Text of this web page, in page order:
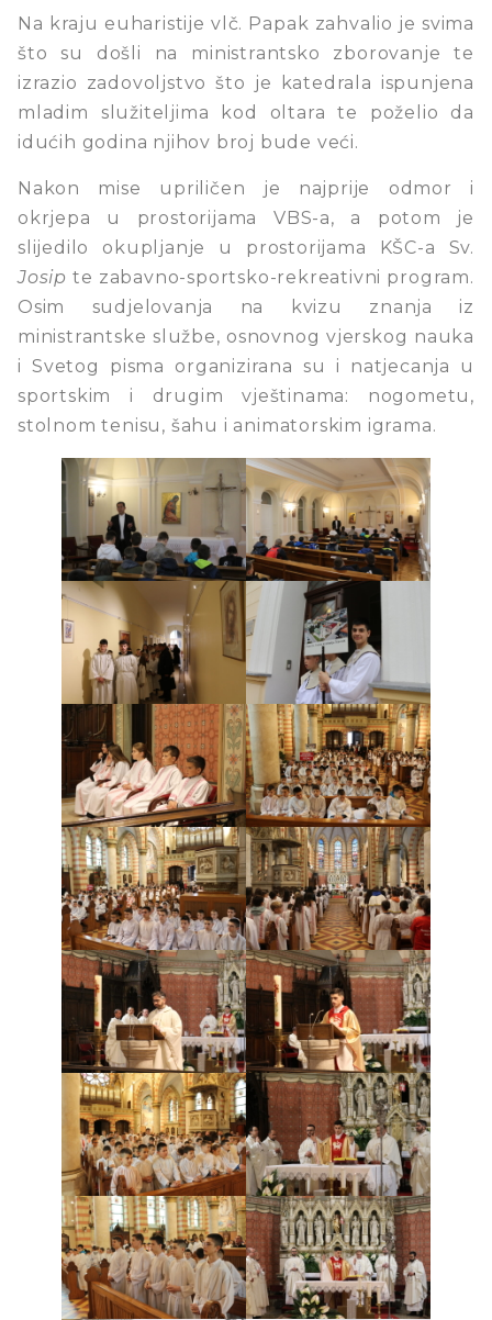
Na kraju euharistije vlč. Papak zahvalio je svima
što su došli na ministrantsko zborovanje te
izrazio zadovoljstvo što je katedrala ispunjena
mladim služiteljima kod oltara te poželio da
idućih godina njihov broj bude veći.
Nakon mise upriličen je najprije odmor i
okrjepa u prostorijama VBS-a, a potom je
slijedilo okupljanje u prostorijama KŠC-a Sv.
Josipte zabavno-sportsko-rekreativni program.
Osim sudjelovanja na kvizu znanja iz
ministrantske službe, osnovnog vjerskog nauka
i Svetog pisma organizirana su i natjecanja u
sportskim i drugim vještinama: nogometu,
stolnom tenisu, šahu i animatorskim igrama.